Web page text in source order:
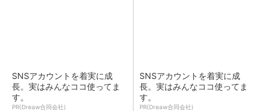
SNSアカウントを着実に成
長。実はみんなココ使ってま
す。
PR(Dreaw合同会社)
SNSアカウントを着実に成
長。実はみんなココ使ってま
す。
PR(Dreaw合同会社)